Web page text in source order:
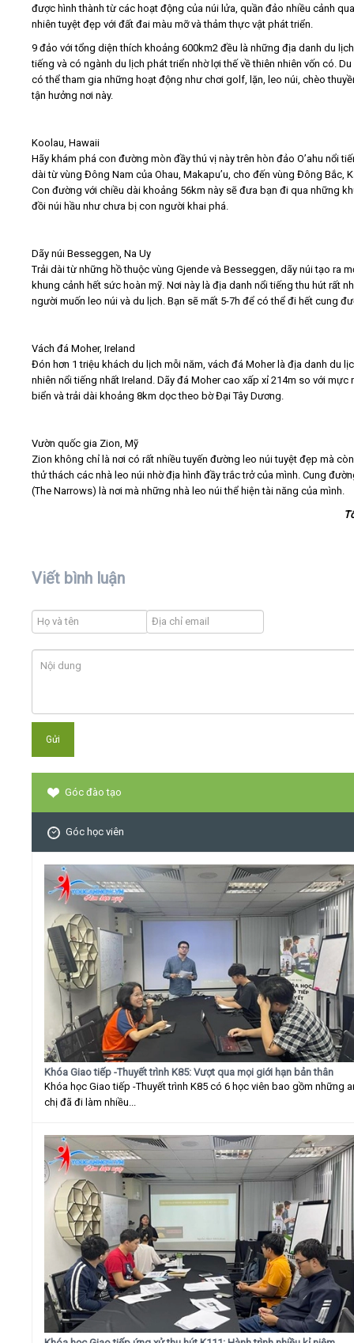
được hình thành từ các hoạt động của núi lửa, quần đảo nhiều cảnh
nhiên tuyệt đẹp với đất đai màu mỡ và thảm thực vật phát triển.
9 đảo với tổng diện thích khoảng 600km2 đều là những địa danh du
tiếng và có ngành du lịch phát triển nhờ lợi thế về thiên nhiên vốn có.
có thể tham gia những hoạt động như chơi golf, lặn, leo núi, chèo
tận hưởng nơi này.
Koolau, Hawaii
Hãy khám phá con đường mòn đầy thú vị này trên hòn đảo O’ahu nổi
dài từ vùng Đông Nam của Ohau, Makapu’u, cho đến vùng Đông Bắc,
Con đường với chiều dài khoảng 56km này sẽ đưa bạn đi qua những
đồi núi hầu như chưa bị con người khai phá.
Dãy núi Besseggen, Na Uy
Trải dài từ những hồ thuộc vùng Gjende và Besseggen, dãy núi tạo ra
khung cảnh hết sức hoàn mỹ. Nơi này là địa danh nổi tiếng thu hút rất
người muốn leo núi và du lịch. Bạn sẽ mất 5-7h để có thể đi hết cung
Vách đá Moher, Ireland
Đón hơn 1 triệu khách du lịch mỗi năm, vách đá Moher là địa danh du
nhiên nổi tiếng nhất Ireland. Dãy đá Moher cao xấp xỉ 214m so với mực
biển và trải dài khoảng 8km dọc theo bờ Đại Tây Dương.
Vườn quốc gia Zion, Mỹ
Zion không chỉ là nơi có rất nhiều tuyến đường leo núi tuyệt đẹp mà
thử thách các nhà leo núi nhờ địa hình đầy trắc trở của mình. Cung
(The Narrows) là nơi mà những nhà leo núi thể hiện tài năng của mình.
Viết bình luận
Góc đào tạo
Góc học viên
Khóa Giao tiếp -Thuyết trình K85: Vượt qua mọi giới hạn bản thân
Khóa học Giao tiếp -Thuyết trình K85 có 6 học viên bao gồm những
chị đã đi làm nhiều...